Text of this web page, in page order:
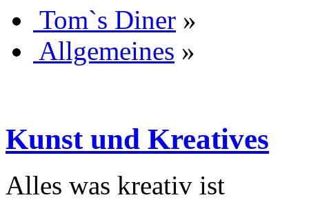
Tom`s Diner »
Allgemeines »
Kunst und Kreatives
Alles was kreativ ist